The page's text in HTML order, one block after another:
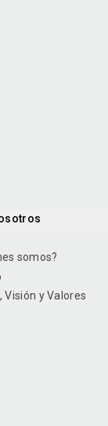
somos?
Visión y Valores